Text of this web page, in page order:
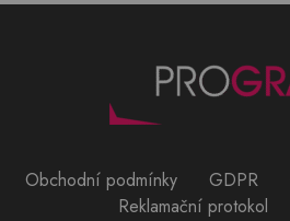
Obchodní podmínky GDPR
Reklamační protokol